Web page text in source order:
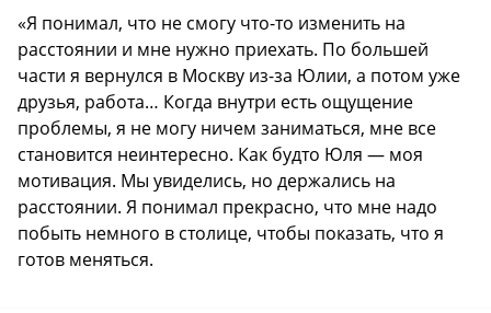
«Я понимал, что не смогу что-то изменить на
расстоянии и мне нужно приехать. По большей
части я вернулся в Москву из-за Юлии, а потом уже
друзья, работа… Когда внутри есть ощущение
проблемы, я не могу ничем заниматься, мне все
становится неинтересно. Как будто Юля — моя
мотивация. Мы увиделись, но держались на
расстоянии. Я понимал прекрасно, что мне надо
побыть немного в столице, чтобы показать, что я
готов меняться.